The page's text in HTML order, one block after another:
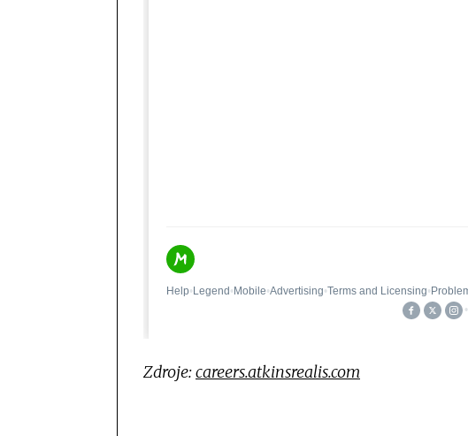
Zdroje:careers.atkinsrealis.com